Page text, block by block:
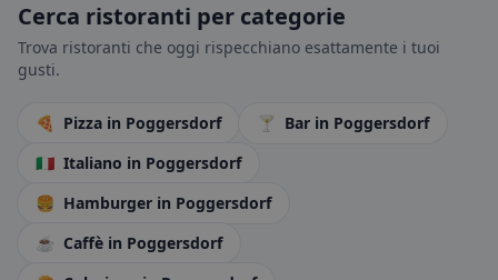
Cerca ristoranti per categorie
Trova ristoranti che oggi rispecchiano esattamente i tuoi
gusti.
🍕 Pizza in Poggersdorf 🍸 Bar in Poggersdorf
🇮🇹 Italiano in Poggersdorf
🍔 Hamburger in Poggersdorf
☕ Caffè in Poggersdorf